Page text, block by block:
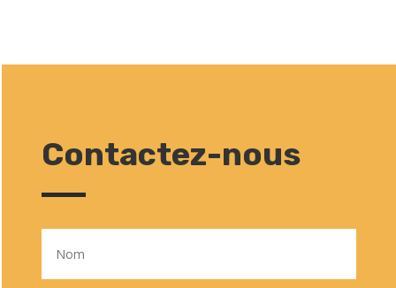
Contactez-nous